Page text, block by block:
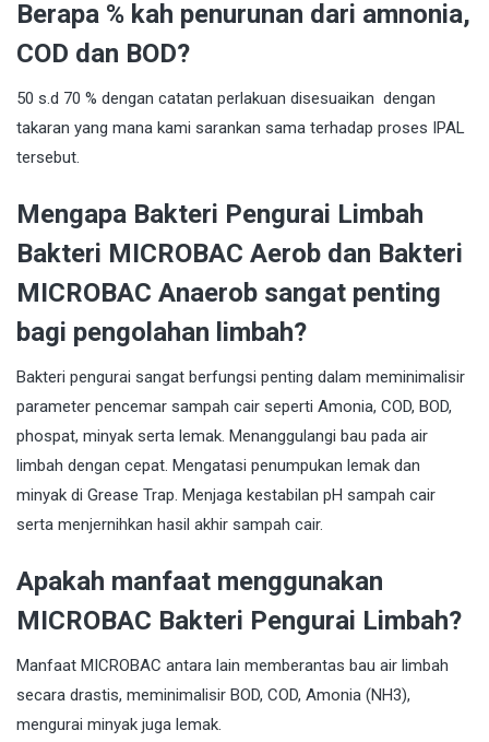
Berapa % kah penurunan dari amnonia,
COD dan BOD?
50 s.d 70 % dengan catatan perlakuan disesuaikan dengan
takaran yang mana kami sarankan sama terhadap proses IPAL
tersebut.
Mengapa Bakteri Pengurai Limbah
Bakteri MICROBAC Aerob dan Bakteri
MICROBAC Anaerob sangat penting
bagi pengolahan limbah?
Bakteri pengurai sangat berfungsi penting dalam meminimalisir
parameter pencemar sampah cair seperti Amonia, COD, BOD,
phospat, minyak serta lemak. Menanggulangi bau pada air
limbah dengan cepat. Mengatasi penumpukan lemak dan
minyak di Grease Trap. Menjaga kestabilan pH sampah cair
serta menjernihkan hasil akhir sampah cair.
Apakah manfaat menggunakan
MICROBAC Bakteri Pengurai Limbah?
Manfaat MICROBAC antara lain memberantas bau air limbah
secara drastis, meminimalisir BOD, COD, Amonia (NH3),
mengurai minyak juga lemak.